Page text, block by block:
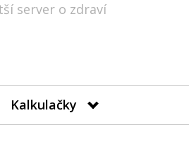
server o zdraví
Kalkulačky